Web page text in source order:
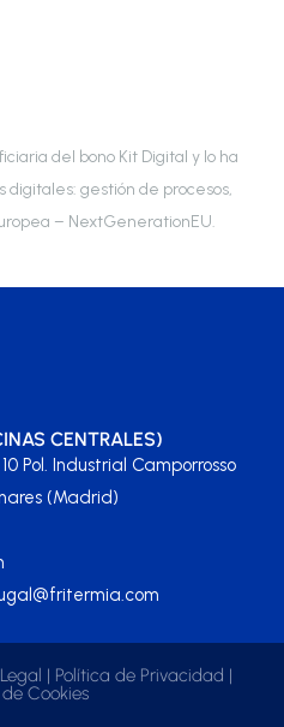
del bono Kit Digital y lo ha
digitales: gestión de procesos,
– NextGenerationEU.
CENTRALES)
Pol. Industrial Camporrosso
(Madrid)
| Política de Privacidad |
Cookies